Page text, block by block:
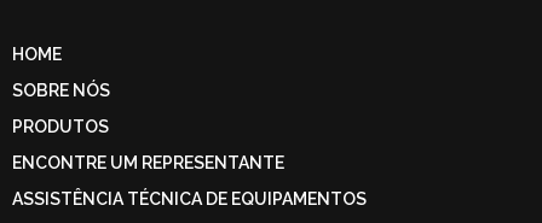
HOME
SOBRE NÓS
PRODUTOS
ENCONTRE UM REPRESENTANTE
ASSISTÊNCIA TÉCNICA DE EQUIPAMENTOS